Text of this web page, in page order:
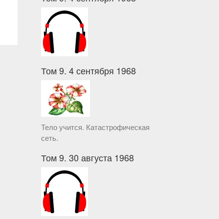
Том 9. 4 сентября 1968
Тело учится. Катастрофическая
сеть.
Том 9. 30 августа 1968